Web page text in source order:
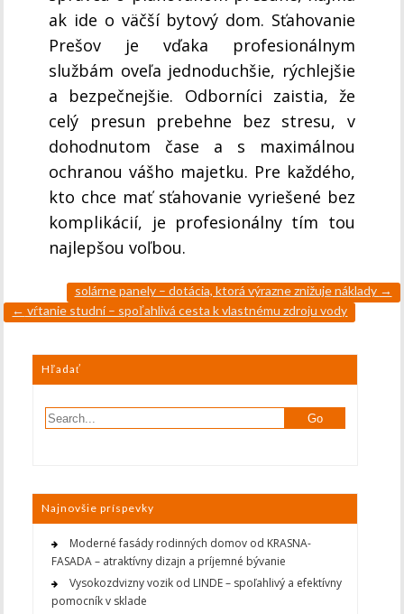
ak ide o väčší bytový dom. Sťahovanie
Prešov je vďaka profesionálnym
službám oveľa jednoduchšie, rýchlejšie
a bezpečnejšie. Odborníci zaistia, že
celý presun prebehne bez stresu, v
dohodnutom čase a s maximálnou
ochranou vášho majetku. Pre každého,
kto chce mať sťahovanie vyriešené bez
komplikácií, je profesionálny tím tou
najlepšou voľbou.
solárne panely – dotácia, ktorá výrazne znižuje náklady →
← vŕtanie studní – spoľahlivá cesta k vlastnému zdroju vody
Hľadať
Najnovšie príspevky
Moderné fasády rodinných domov od KRASNA-
FASADA – atraktívny dizajn a príjemné bývanie
Vysokozdvizny vozik od LINDE – spoľahlivý a efektívny
pomocník v sklade